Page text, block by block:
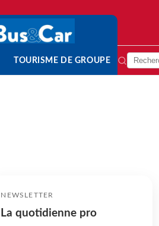
TOURISME DE GROUPE
NEWSLETTER
La quotidienne pro